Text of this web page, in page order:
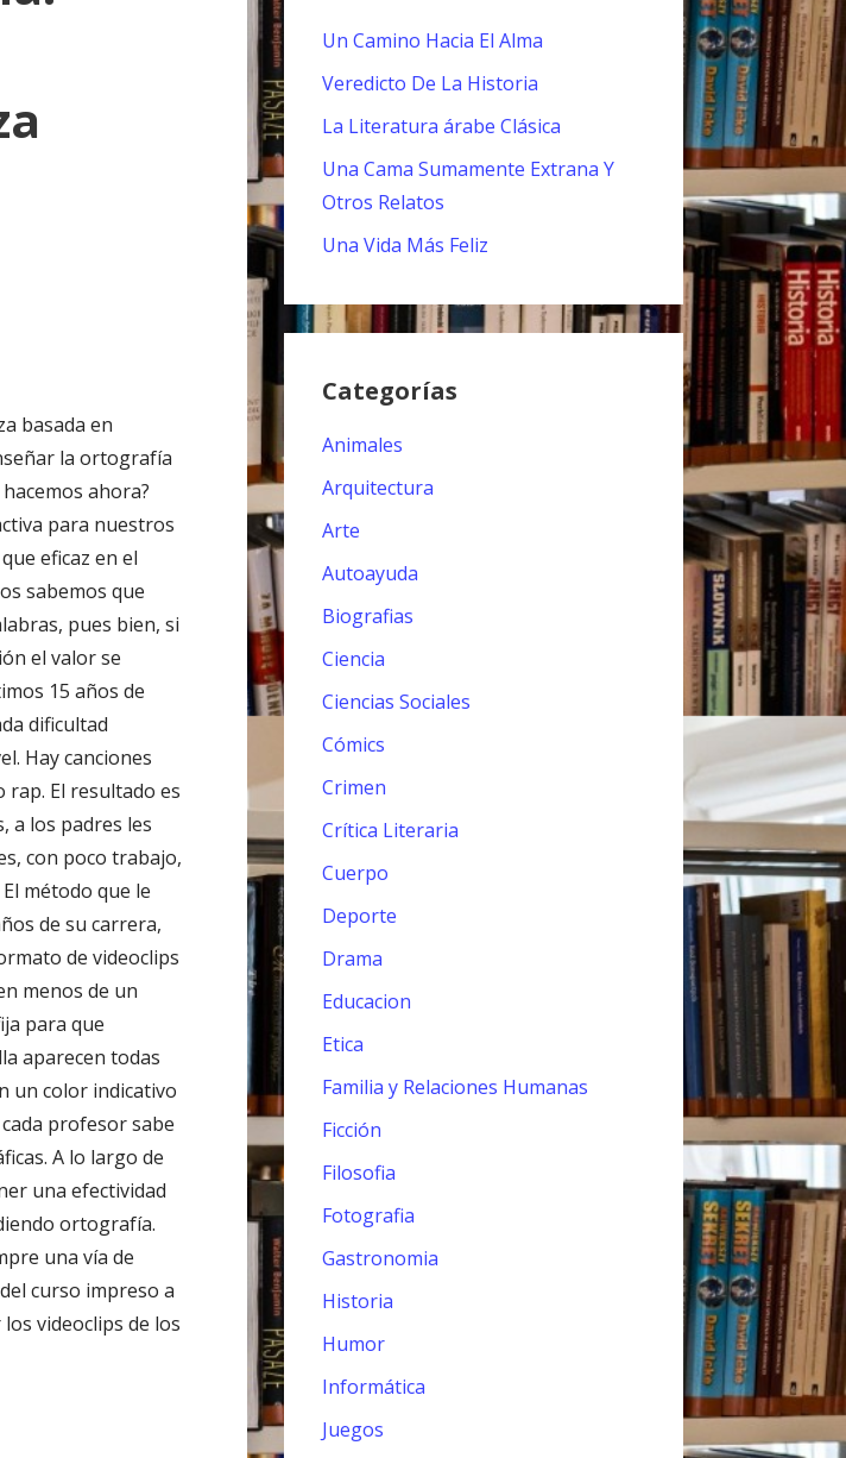
basada en
la ortografía
ahora?
para nuestros
eficaz en el
sabemos que
pues bien, si
el valor se
15 años de
dificultad
Hay canciones
rap. El resultado es
a los padres les
con poco trabajo,
método que le
de su carrera,
de videoclips
menos de un
para que
aparecen todas
un color indicativo
profesor sabe
A lo largo de
una efectividad
ortografía.
una vía de
curso impreso a
videoclips de los
Un Camino Hacia El Alma
Veredicto De La Historia
La Literatura árabe Clásica
Una Cama Sumamente Extrana Y
Otros Relatos
Una Vida Más Feliz
Categorías
Animales
Arquitectura
Arte
Autoayuda
Biografias
Ciencia
Ciencias Sociales
Cómics
Crimen
Crítica Literaria
Cuerpo
Deporte
Drama
Educacion
Etica
Familia y Relaciones Humanas
Ficción
Filosofia
Fotografia
Gastronomia
Historia
Humor
Informática
Juegos